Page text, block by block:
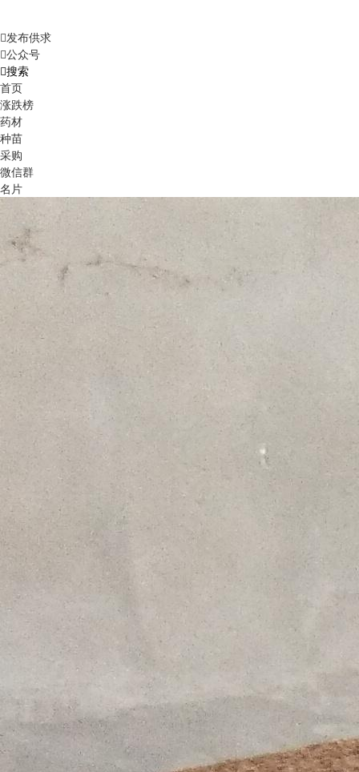
发布供求
公众号
搜索
首页
涨跌榜
药材
种苗
采购
微信群
名片